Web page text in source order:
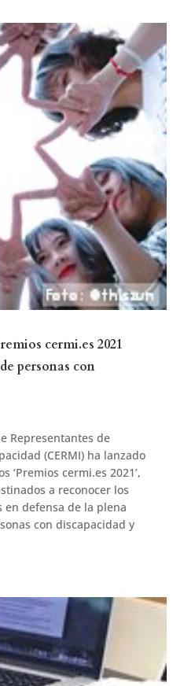
cermi.es 2021
personas con
Representantes de
(CERMI) ha lanzado
‘Premios cermi.es 2021’,
a reconocer los
en defensa de la plena
con discapacidad y